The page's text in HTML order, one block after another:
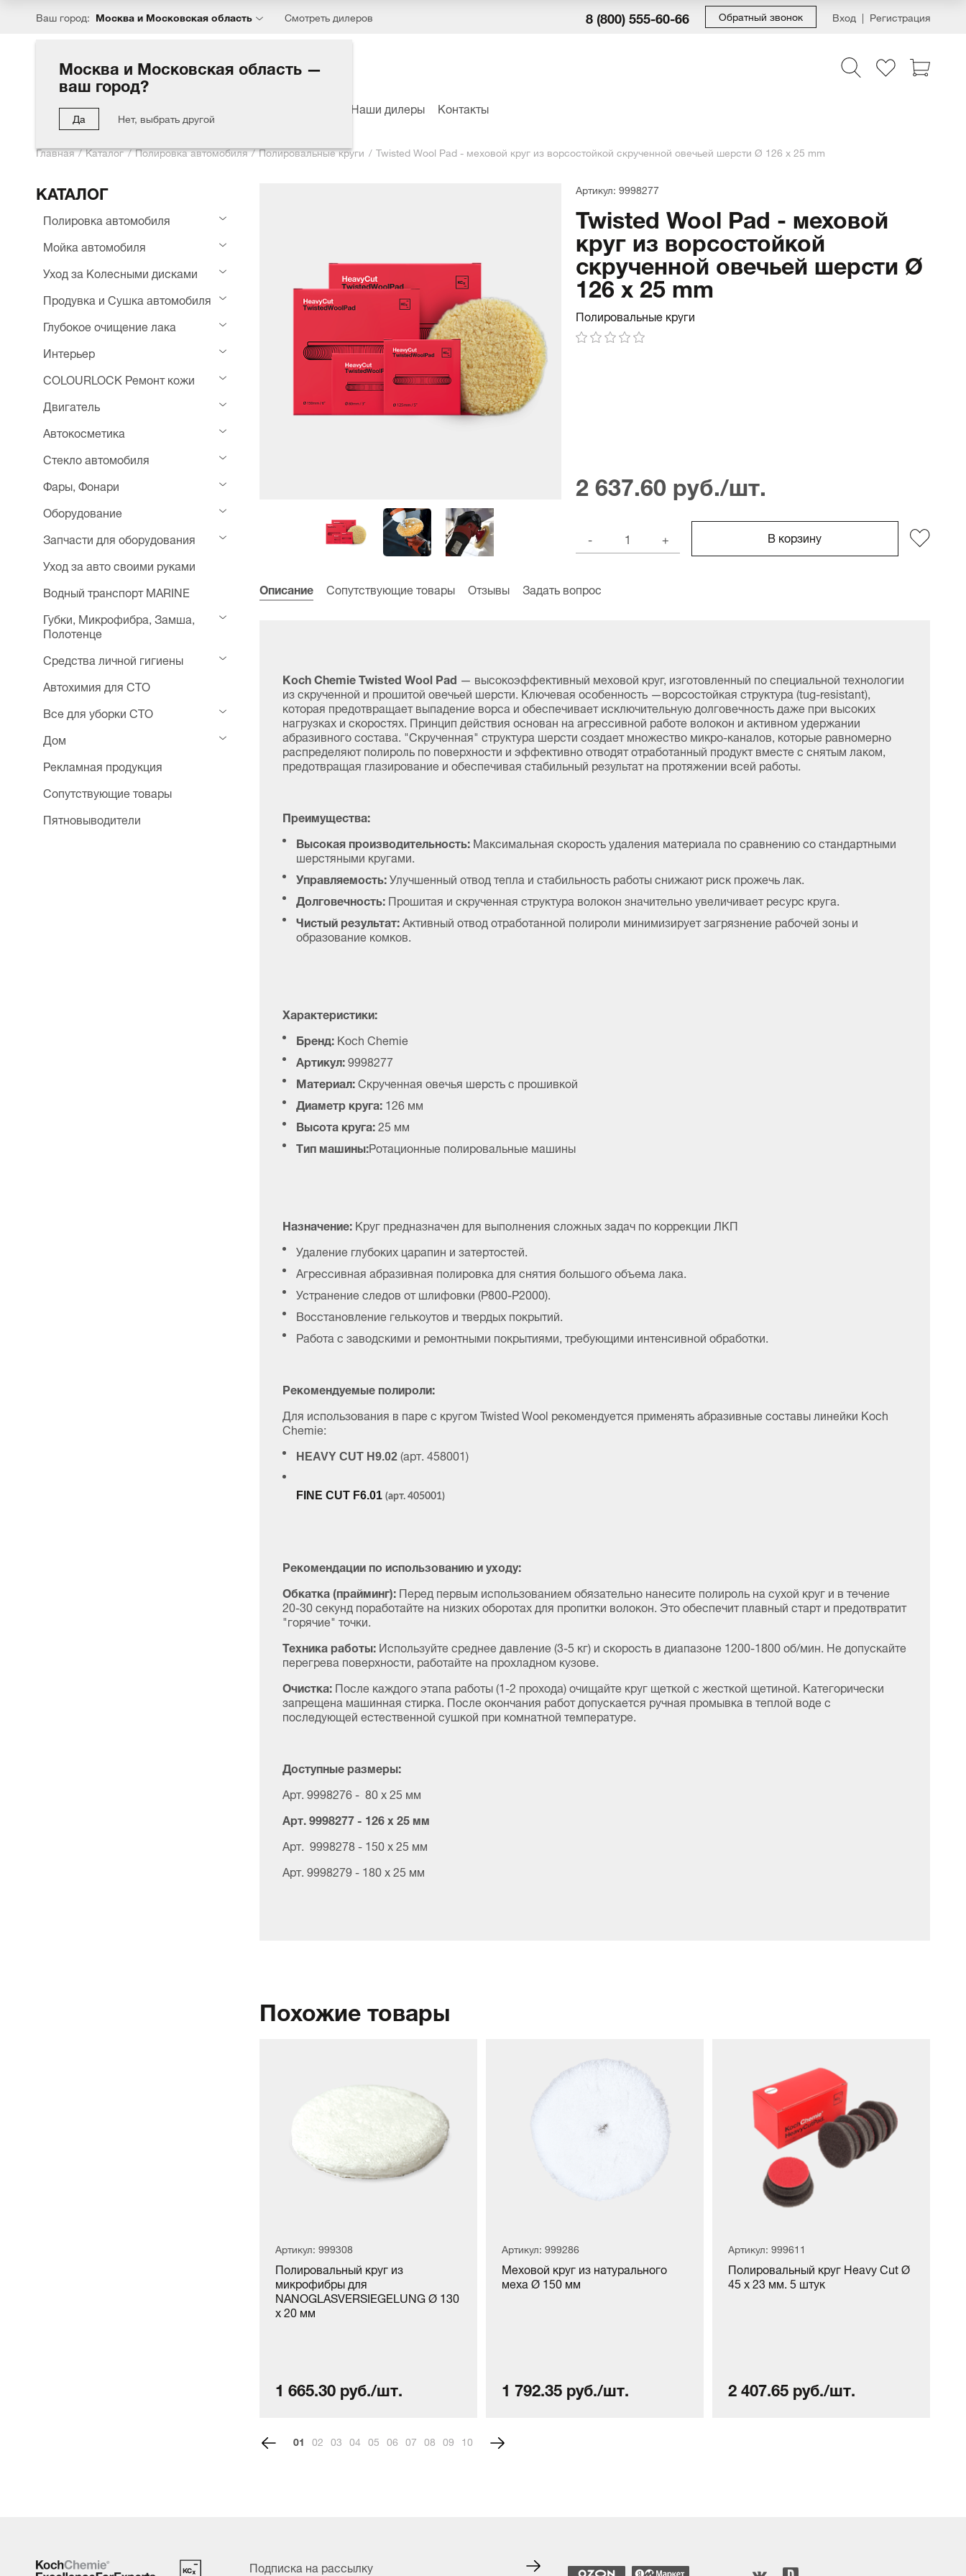
Ваш город: Москва и Московская область
Москва и Московская область —
ваш город?
Да Нет, выбрать другой
Смотреть дилеров 8 (800) 555-60-66 Обратный звонок Вход Регистрация
Каталог Хиты Наши дилеры Контакты
Главная Каталог Полировка автомобиля Полировальные круги Twisted Wool Pad - меховой круг из ворсостойкой скрученной овечьей шерсти Ø 126 x 25 mm
КАТАЛОГ
Полировка автомобиля
Мойка автомобиля
Уход за Колесными дисками
Продувка и Сушка автомобиля
Глубокое очищение лака
Интерьер
COLOURLOCK Ремонт кожи
Двигатель
Автокосметика
Стекло автомобиля
Фары, Фонари
Оборудование
Запчасти для оборудования
Уход за авто своими руками
Водный транспорт MARINE
Губки, Микрофибра, Замша,
Полотенце
Средства личной гигиены
Автохимия для СТО
Все для уборки СТО
Дом
Рекламная продукция
Сопутствующие товары
Пятновыводители
Артикул: 9998277
Twisted Wool Pad - меховой
круг из ворсостойкой
скрученной овечьей шерсти Ø
126 x 25 mm
Полировальные круги
2 637.60 руб./шт.
- + В корзину
Описание Сопутствующие товары Отзывы Задать вопрос
Koch Chemie Twisted Wool Pad — высокоэффективный меховой круг, изготовленный по специальной технологии
из скрученной и прошитой овечьей шерсти. Ключевая особенность —ворсостойкая структура (tug-resistant),
которая предотвращает выпадение ворса и обеспечивает исключительную долговечность даже при высоких
нагрузках и скоростях. Принцип действия основан на агрессивной работе волокон и активном удержании
абразивного состава. "Скрученная" структура шерсти создает множество микро-каналов, которые равномерно
распределяют полироль по поверхности и эффективно отводят отработанный продукт вместе с снятым лаком,
предотвращая глазирование и обеспечивая стабильный результат на протяжении всей работы.
Преимущества:
Высокая производительность:Максимальная скорость удаления материала по сравнению со стандартными
шерстяными кругами.
Управляемость:Улучшенный отвод тепла и стабильность работы снижают риск прожечь лак.
Долговечность:Прошитая и скрученная структура волокон значительно увеличивает ресурс круга.
Чистый результат:Активный отвод отработанной полироли минимизирует загрязнение рабочей зоны и
образование комков.
Характеристики:
Бренд:Koch Chemie
Артикул:9998277
Материал:Скрученная овечья шерсть с прошивкой
Диаметр круга:126 мм
Высота круга:25 мм
Тип машины:Ротационные полировальные машины
Назначение:Круг предназначен для выполнения сложных задач по коррекции ЛКП
Удаление глубоких царапин и затертостей.
Агрессивная абразивная полировка для снятия большого объема лака.
Устранение следов от шлифовки (P800-P2000).
Восстановление гелькоутов и твердых покрытий.
Работа с заводскими и ремонтными покрытиями, требующими интенсивной обработки.
Рекомендуемые полироли:
Для использования в паре с кругом Twisted Wool рекомендуется применять абразивные составы линейки Koch
Chemie:
HEAVY CUT H9.02 (арт. 458001)
FINE CUT F6.01 (арт. 405001)
Рекомендации по использованию и уходу:
Обкатка (прайминг):Перед первым использованием обязательно нанесите полироль на сухой круг и в течение
20-30 секунд поработайте на низких оборотах для пропитки волокон. Это обеспечит плавный старт и предотвратит
"горячие" точки.
Техника работы:Используйте среднее давление (3-5 кг) и скорость в диапазоне 1200-1800 об/мин. Не допускайте
перегрева поверхности, работайте на прохладном кузове.
Очистка:После каждого этапа работы (1-2 прохода) очищайте круг щеткой с жесткой щетиной. Категорически
запрещена машинная стирка. После окончания работ допускается ручная промывка в теплой воде с
последующей естественной сушкой при комнатной температуре.
Доступные размеры:
Арт. 9998276 - 80 x 25 мм
Арт. 9998277 - 126 x 25 мм
Арт. 9998278 - 150 x 25 мм
Арт. 9998279 - 180 x 25 мм
Похожие товары
Артикул: 999308
Полировальный круг из
микрофибры для
NANOGLASVERSIEGELUNG Ø 130
x 20 мм
1 665.30 руб./шт.
Артикул: 999286
Меховой круг из натурального
меха Ø 150 мм
1 792.35 руб./шт.
Артикул: 999611
Полировальный круг Heavy Cut Ø
45 x 23 мм. 5 штук
2 407.65 руб./шт.
1 2 3 4 5 6 7 8 9 10
Подписка на рассылку